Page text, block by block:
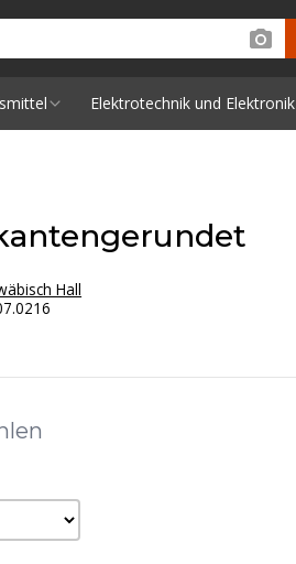
Elektrotechnik und Elektronik
Hall